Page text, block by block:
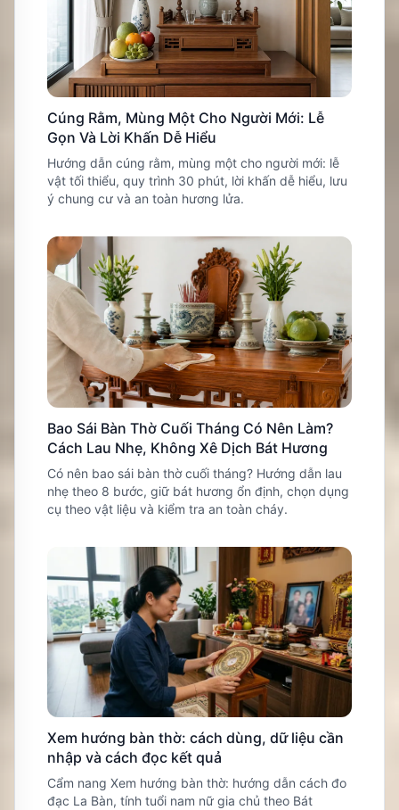
Cúng Rằm, Mùng Một Cho Người Mới: Lễ
Gọn Và Lời Khấn Dễ Hiểu
Hướng dẫn cúng rằm, mùng một cho người mới: lễ
vật tối thiểu, quy trình 30 phút, lời khấn dễ hiểu, lưu
ý chung cư và an toàn hương lửa.
Bao Sái Bàn Thờ Cuối Tháng Có Nên Làm?
Cách Lau Nhẹ, Không Xê Dịch Bát Hương
Có nên bao sái bàn thờ cuối tháng? Hướng dẫn lau
nhẹ theo 8 bước, giữ bát hương ổn định, chọn dụng
cụ theo vật liệu và kiểm tra an toàn cháy.
Xem hướng bàn thờ: cách dùng, dữ liệu cần
nhập và cách đọc kết quả
Cẩm nang Xem hướng bàn thờ: hướng dẫn cách đo
đạc La Bàn, tính tuổi nam nữ gia chủ theo Bát